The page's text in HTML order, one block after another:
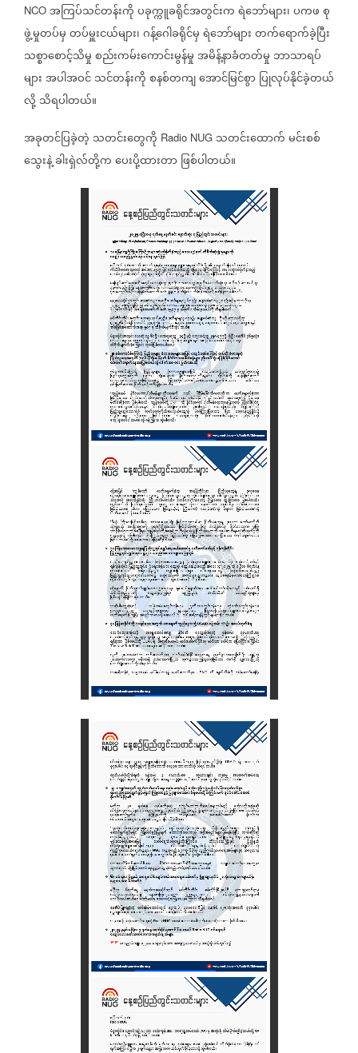
NCO အကြပ်သင်တန်းကိုပခုက္ကူခရိုင်အတွင်းကရဲဘော်များ၊ပကဖစု
ဖွဲ့မှုတပ်မှတပ်မှူးငယ်များ၊ဂန့်ဂေါခရိုင်မှရဲဘော်များတက်ရောက်ခဲ့ပြီး
သစ္စာစောင့်သိမှုစည်းကမ်းကောင်းမွန်မှုအမိန့်နာခံတတ်မှု ဘာသာရပ်
များအပါအဝင်သင်တန်းကိုစနစ်တကျအောင်မြင်စွာပြုလုပ်နိုင်ခဲ့တယ်
လို့သိရပါတယ်။
အခုတင်ပြခဲ့တဲ့ သတင်းတွေကို Radio NUG သတင်းထောက်မင်းစစ်
သွေးနဲ့ခါးရှဲလ်တို့ကပေးပို့ထားတာဖြစ်ပါတယ်။